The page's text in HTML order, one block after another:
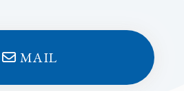
MAIL